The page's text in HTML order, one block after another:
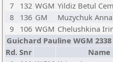
7
132 WGM Yildiz Betul
8
136 GM Muzychuk Anna
9
106 WGM Chelushkina
Guichard Pauline WGM 2338
Rd. Snr Name